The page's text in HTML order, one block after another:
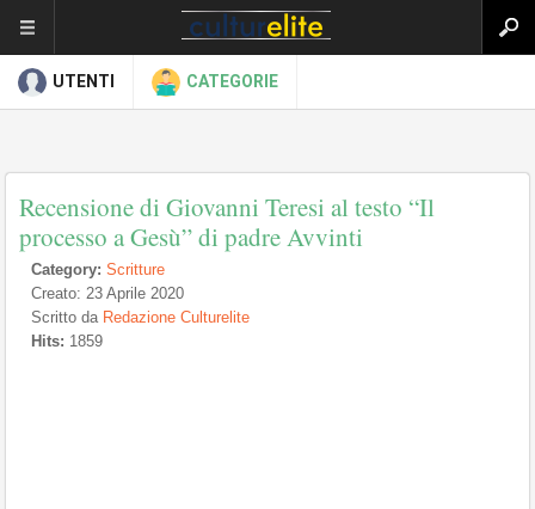
UTENTI CATEGORIE
Recensione di Giovanni Teresi al testo “Il
processo a Gesù” di padre Avvinti
Category: Scritture
Creato: 23 Aprile 2020
Scritto da Redazione Culturelite
Hits: 1859